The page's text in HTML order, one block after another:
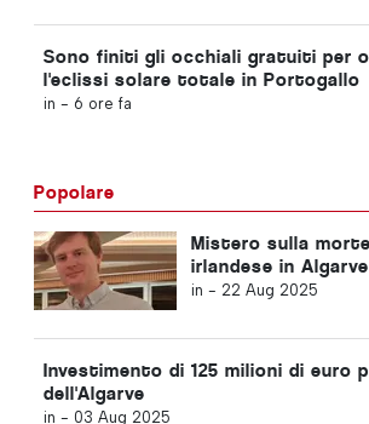
Sono finiti gli occhiali gratuiti per
l'eclissi solare totale in Portogallo
in - 6 ore fa
Popolare
Mistero sulla
irlandese in Algarve
in - 22 Aug 2025
Investimento di 125 milioni di euro
dell'Algarve
in - 03 Aug 2025